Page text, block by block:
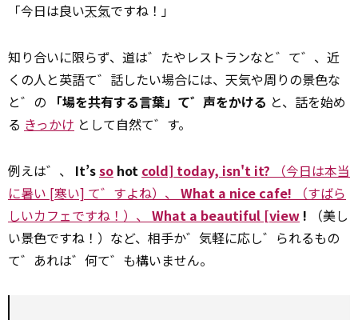
「今日は良い天気ですね！」
知り合いに限らず、道は゛たやレストランなと゛て゛、近
くの人と英語て゛話したい場合には、天気や周りの景色な
と゛の
「場を共有する言葉」て゛声をかける と、話を始め
る きっかけ として自然て゛す。
例えは゛、 It’sso hot cold] today, isn't it? （今日は本当
に暑い [寒い] て゛すよね）、 What a nice cafe! （すばら
しいカフェですね！）、 What a beautiful [view ! （美し
い景色ですね！）など、相手か゛気軽に応し゛られるもの
て゛あれは゛何て゛も構いません。